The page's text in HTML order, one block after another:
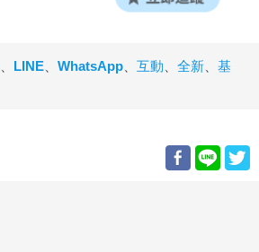
LINE WhatsApp 互動 全新
基